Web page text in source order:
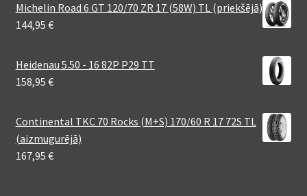
Michelin Road 6 GT 120/70 ZR 17 (58W) TL (priekšējā)
144,95 €
Heidenau 5.50 - 16 82P P29 TT
158,95 €
Continental TKC 70 Rocks (M+S) 170/60 R 17 72S TL
(aizmugurējā)
167,95 €